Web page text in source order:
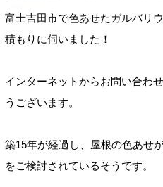
富士吉田市で色あせたガルバリ
積もりに伺いました！
インターネットからお問い合わ
うございます。
築15年が経過し、屋根の色あせ
をご検討されているそうです。